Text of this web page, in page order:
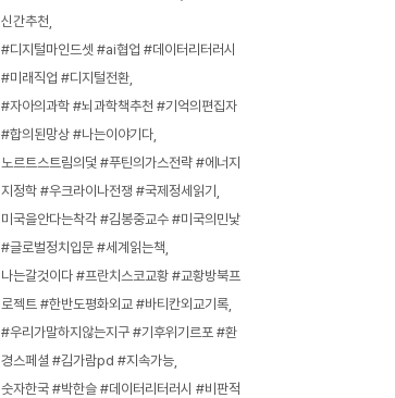
신간추천
#디지털마인드셋 #ai협업 #데이터리터러시
#미래직업 #디지털전환
#자아의과학 #뇌과학책추천 #기억의편집자
#합의된망상 #나는이야기다
노르트스트림의덫 #푸틴의가스전략 #에너지
지정학 #우크라이나전쟁 #국제정세읽기
미국을안다는착각 #김봉중교수 #미국의민낯
#글로벌정치입문 #세계읽는책
나는갈것이다 #프란치스코교황 #교황방북프
로젝트 #한반도평화외교 #바티칸외교기록
#우리가말하지않는지구 #기후위기르포 #환
경스페셜 #김가람pd #지속가능
숫자한국 #박한슬 #데이터리터러시 #비판적